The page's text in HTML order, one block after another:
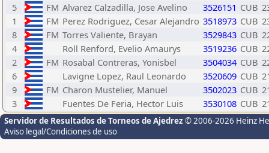
5
FM Alvarez Calzadilla, Jose Avelino 3526151 CUB
1
FM Perez Rodriguez, Cesar Alejandro 3518973 CUB
8
FM Torres Valiente, Brayan 3529843 CUB
4
Roll Renford, Evelio Amaurys 3519236 CUB
2
FM Rosabal Contreras, Yonisbel 3504034 CUB
6
Lavigne Lopez, Raul Leonardo 3520609 CUB
9
FM Charon Mustelier, Manuel 3502023 CUB
3
Fuentes De Feria, Hector Luis 3530108 CUB
Servidor de Resultados de Torneos de Ajedrez © 2006-2026 Heinz
Aviso legal/Condiciones de uso